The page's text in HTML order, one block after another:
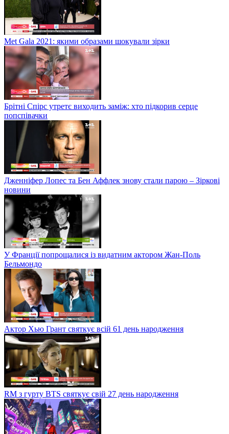
Met Gala 2021: якими образами шокували зірки
Брітні Спірс утретє виходить заміж: хто підкорив серце
попспівачки
Дженніфер Лопес та Бен Аффлек знову стали парою – Зіркові
новини
У Франції попрощалися із видатним актором Жан-Поль
Бельмондо
Актор Хью Грант святкує всій 61 день народження
RM з гурту BTS святкує свій 27 день народження